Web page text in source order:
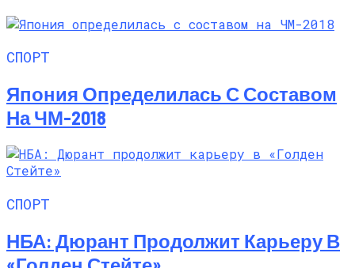
СПОРТ
Япония Определилась С Составом
На ЧМ-2018
СПОРТ
НБА: Дюрант Продолжит Карьеру В